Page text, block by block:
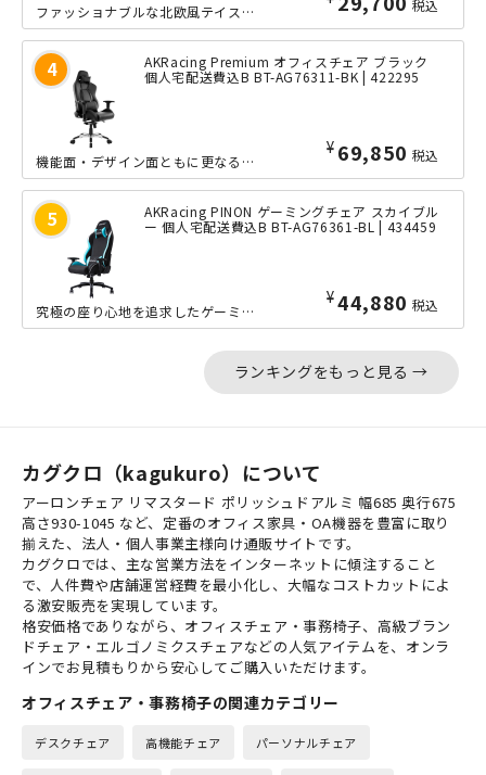
税込
ファッショナブルな北欧風テイストと、丸みを帯びたフォルムの有機的なデザインは、一...
AKRacing Premium オフィスチェア ブラック
個人宅配送費込B BT-AG76311-BK | 422295
¥ 69,850 税込
機能面・デザイン面ともに更なる進化を遂げた、AKRacing（エーケーレーシング...
AKRacing PINON ゲーミングチェア スカイブル
ー 個人宅配送費込B BT-AG76361-BL | 434459
¥44,880 税込
究極の座り心地を追求したゲーミングチェア、AKRacing（エーケーレーシング）...
ランキングをもっと見る →
カグクロ（kagukuro）について
アーロンチェア リマスタード ポリッシュドアルミ 幅685 奥行675
高さ930-1045 など、定番のオフィス家具・OA機器を豊富に取り
揃えた、法人・個人事業主様向け通販サイトです。
カグクロでは、主な営業方法をインターネットに傾注すること
で、人件費や店舗運営経費を最小化し、大幅なコストカットによ
る激安販売を実現しています。
格安価格でありながら、オフィスチェア・事務椅子、高級ブラン
ドチェア・エルゴノミクスチェアなどの人気アイテムを、オンラ
インでお見積もりから安心してご購入いただけます。
オフィスチェア・事務椅子の関連カテゴリー
デスクチェア 高機能チェア パーソナルチェア